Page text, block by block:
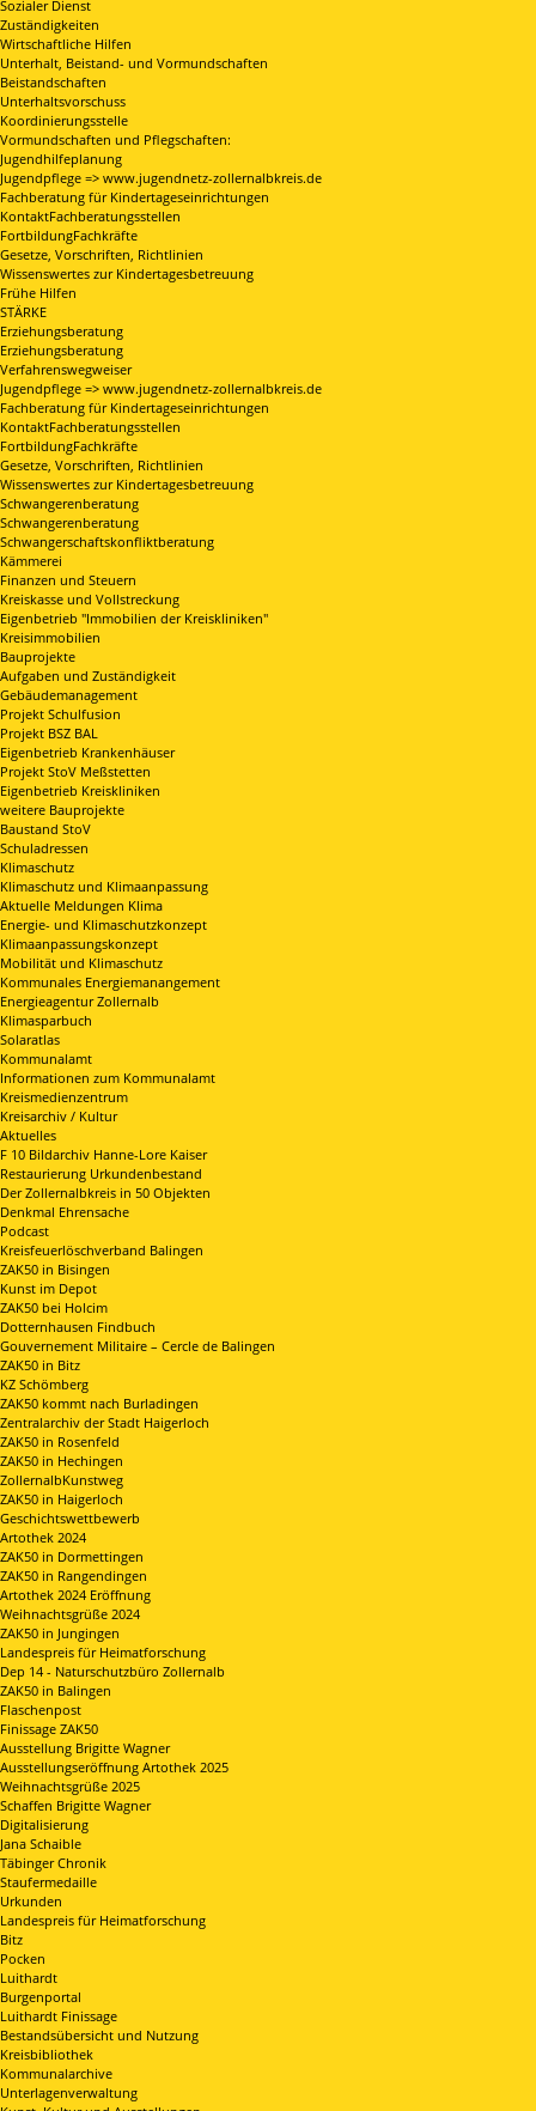
Sozialer Dienst
Zuständigkeiten
Wirtschaftliche Hilfen
Unterhalt, Beistand- und Vormundschaften
Beistandschaften
Unterhaltsvorschuss
Koordinierungsstelle
Vormundschaften und Pflegschaften:
Jugendhilfeplanung
Jugendpflege => www.jugendnetz-zollernalbkreis.de
Fachberatung für Kindertageseinrichtungen
KontaktFachberatungsstellen
FortbildungFachkräfte
Gesetze, Vorschriften, Richtlinien
Wissenswertes zur Kindertagesbetreuung
Frühe Hilfen
STÄRKE
Erziehungsberatung
Erziehungsberatung
Verfahrenswegweiser
Jugendpflege => www.jugendnetz-zollernalbkreis.de
Fachberatung für Kindertageseinrichtungen
KontaktFachberatungsstellen
FortbildungFachkräfte
Gesetze, Vorschriften, Richtlinien
Wissenswertes zur Kindertagesbetreuung
Schwangerenberatung
Schwangerenberatung
Schwangerschaftskonfliktberatung
Kämmerei
Finanzen und Steuern
Kreiskasse und Vollstreckung
Eigenbetrieb "Immobilien der Kreiskliniken"
Kreisimmobilien
Bauprojekte
Aufgaben und Zuständigkeit
Gebäudemanagement
Projekt Schulfusion
Projekt BSZ BAL
Eigenbetrieb Krankenhäuser
Projekt StoV Meßstetten
Eigenbetrieb Kreiskliniken
weitere Bauprojekte
Baustand StoV
Schuladressen
Klimaschutz
Klimaschutz und Klimaanpassung
Aktuelle Meldungen Klima
Energie- und Klimaschutzkonzept
Klimaanpassungskonzept
Mobilität und Klimaschutz
Kommunales Energiemanangement
Energieagentur Zollernalb
Klimasparbuch
Solaratlas
Kommunalamt
Informationen zum Kommunalamt
Kreismedienzentrum
Kreisarchiv / Kultur
Aktuelles
F 10 Bildarchiv Hanne-Lore Kaiser
Restaurierung Urkundenbestand
Der Zollernalbkreis in 50 Objekten
Denkmal Ehrensache
Podcast
Kreisfeuerlöschverband Balingen
ZAK50 in Bisingen
Kunst im Depot
ZAK50 bei Holcim
Dotternhausen Findbuch
Gouvernement Militaire – Cercle de Balingen
ZAK50 in Bitz
KZ Schömberg
ZAK50 kommt nach Burladingen
Zentralarchiv der Stadt Haigerloch
ZAK50 in Rosenfeld
ZAK50 in Hechingen
ZollernalbKunstweg
ZAK50 in Haigerloch
Geschichtswettbewerb
Artothek 2024
ZAK50 in Dormettingen
ZAK50 in Rangendingen
Artothek 2024 Eröffnung
Weihnachtsgrüße 2024
ZAK50 in Jungingen
Landespreis für Heimatforschung
Dep 14 - Naturschutzbüro Zollernalb
ZAK50 in Balingen
Flaschenpost
Finissage ZAK50
Ausstellung Brigitte Wagner
Ausstellungseröffnung Artothek 2025
Weihnachtsgrüße 2025
Schaffen Brigitte Wagner
Digitalisierung
Jana Schaible
Täbinger Chronik
Staufermedaille
Urkunden
Landespreis für Heimatforschung
Bitz
Pocken
Luithardt
Burgenportal
Luithardt Finissage
Bestandsübersicht und Nutzung
Kreisbibliothek
Kommunalarchive
Unterlagenverwaltung